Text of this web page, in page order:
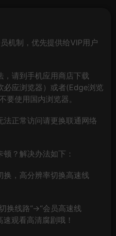
机制，优先提供给VIP用户
，请到手机应用商店下载
必应浏览器）或者(Edge浏览
要使用国内浏览器。
正常访问请更换联通网络
？解决办法如下：
换，高分辨率切换高速线
换线路”→“会员高速线
观看高清腐剧哦！